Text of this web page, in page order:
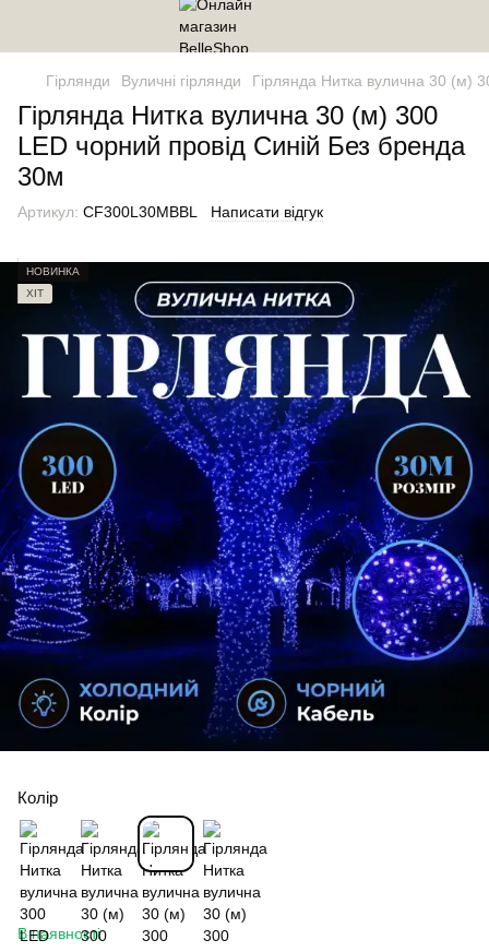
Гірлянди Вуличні гірлянди Гірлянда Нитка вулична 30 (м)
Гірлянда Нитка вулична 30 (м) 300
LED чорний провід Синій Без бренда
30м
Артикул: CF300L30MBBL Написати відгук
НОВИНКА
ХІТ
Колір
В наявності